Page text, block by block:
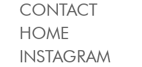
CONTACT
HOME
INSTAGRAM